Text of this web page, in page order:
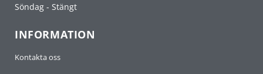
Söndag - Stängt
INFORMATION
Kontakta oss